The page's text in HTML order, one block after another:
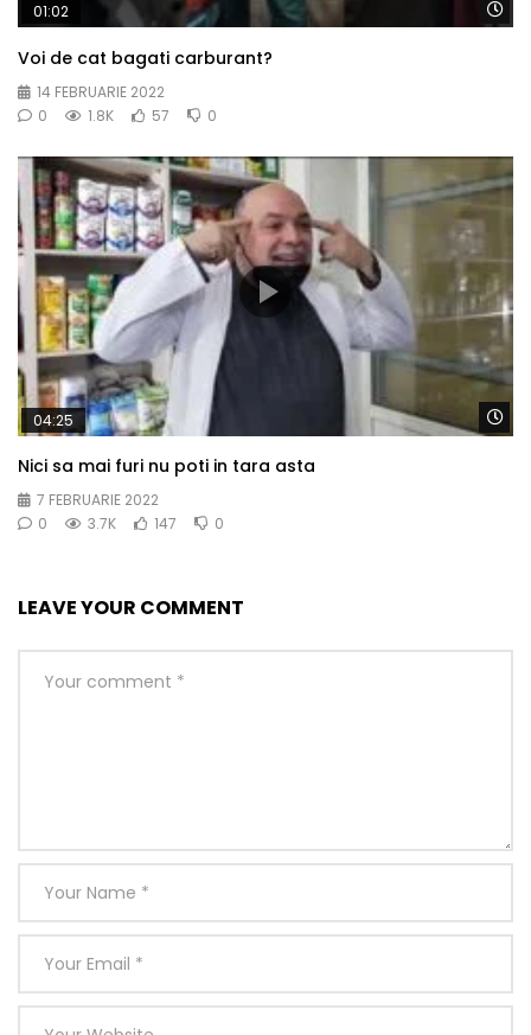
01:02
Voi de cat bagati carburant?
14 FEBRUARIE 2022
0
1.8K 57 0
04:25
Nici sa mai furi nu poti in tara asta
7 FEBRUARIE 2022
0
3.7K 147 0
LEAVE YOUR COMMENT